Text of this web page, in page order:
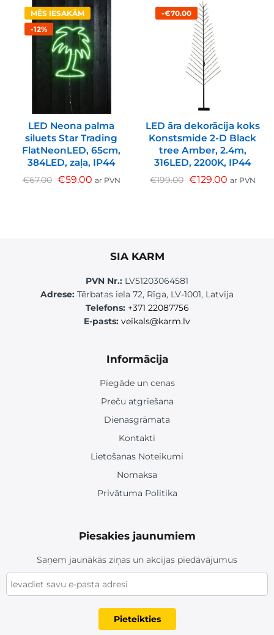
MĒS IESAKĀM
-12%
LED Neona palma
siluets Star Trading
FlatNeonLED, 65cm,
384LED, zaļa, IP44
€67.00 €59.00 ar PVN
-€70.00
LED āra dekorācija koks
Konstsmide 2-D Black
tree Amber, 2.4m,
316LED, 2200K, IP44
€199.00 €129.00 ar PVN
SIA KARM
PVN Nr.: LV51203064581
Adrese: Tērbatas iela 72, Rīga, LV-1001, Latvija
Telefons: +371 22087756
E-pasts: veikals@karm.lv
Informācija
Piegāde un cenas
Preču atgriešana
Dienasgrāmata
Kontakti
Lietošanas Noteikumi
Nomaksa
Privātuma Politika
Piesakies jaunumiem
Saņem jaunākās ziņas un akcijas piedāvājumus
Pieteikties